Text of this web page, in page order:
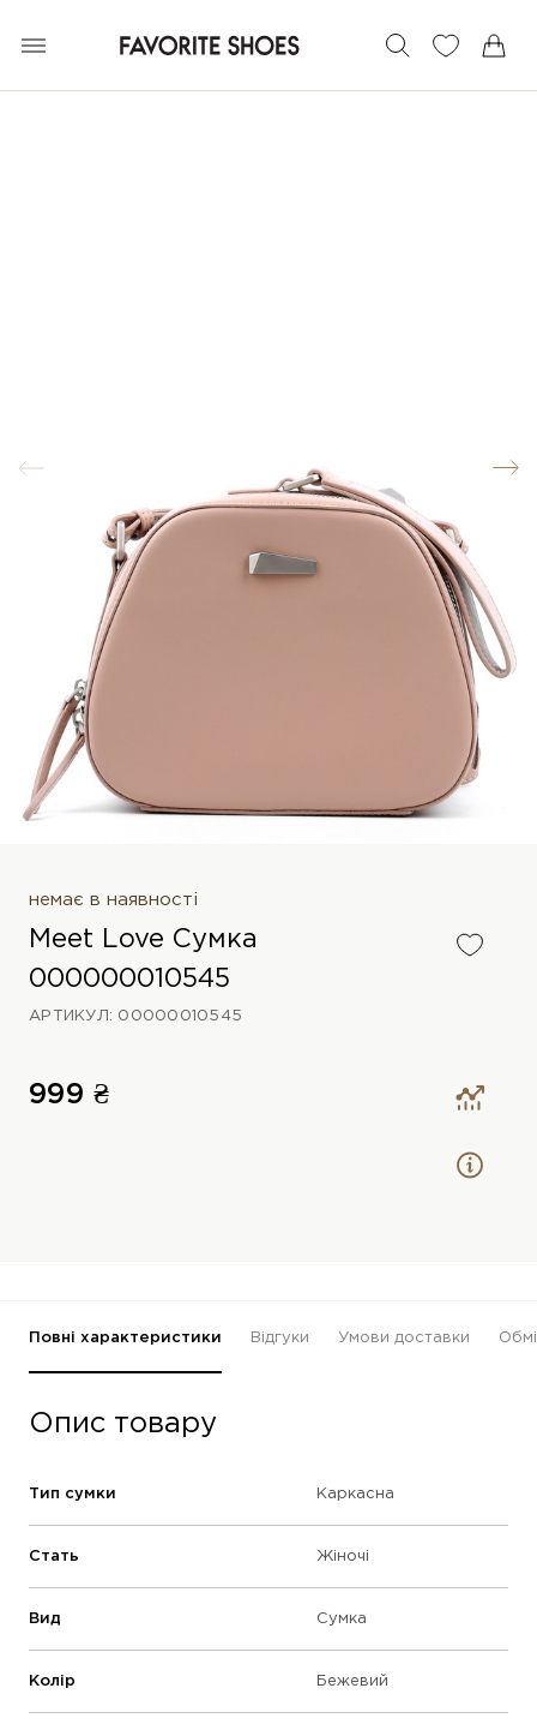
немає в наявності
Meet Love Сумка
000000010545
АРТИКУЛ: 00000010545
999 ₴
Повні характеристики Відгуки Умови доставки
Опис товару
Тип сумки Каркасна
Стать Жіночі
Вид Сумка
Колір Бежевий